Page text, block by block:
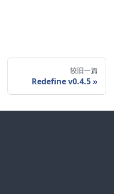
较旧一篇
Redefine v0.4.5